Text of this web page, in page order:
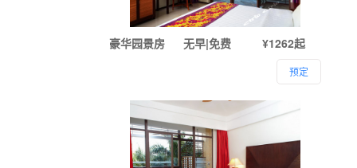
豪华园景房 ¥1262起
无早|免费
预定